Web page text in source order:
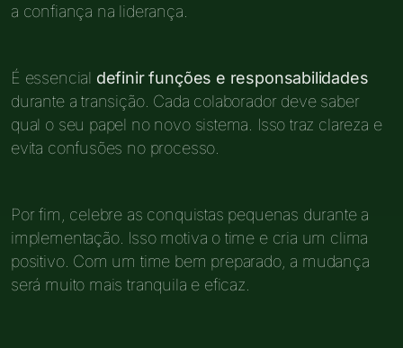
a confiança na liderança.
É essencial definir funções e responsabilidades
durante a transição. Cada colaborador deve saber
qual o seu papel no novo sistema. Isso traz clareza e
evita confusões no processo.
Por fim, celebre as conquistas pequenas durante a
implementação. Isso motiva o time e cria um clima
positivo. Com um time bem preparado, a mudança
será muito mais tranquila e eficaz.